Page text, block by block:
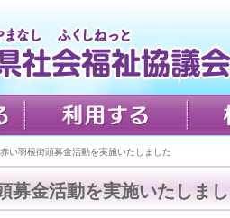
根街頭募金活動を実施いたしました
募金活動を実施いたしま